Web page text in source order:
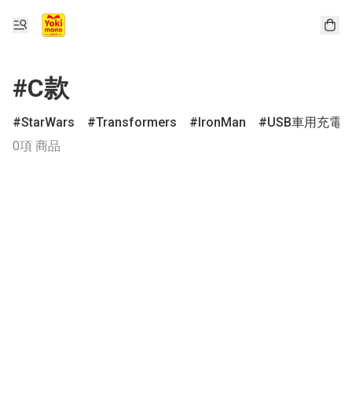
#C款
StarWars Transformers IronMan
USB車用充電
0項 商品